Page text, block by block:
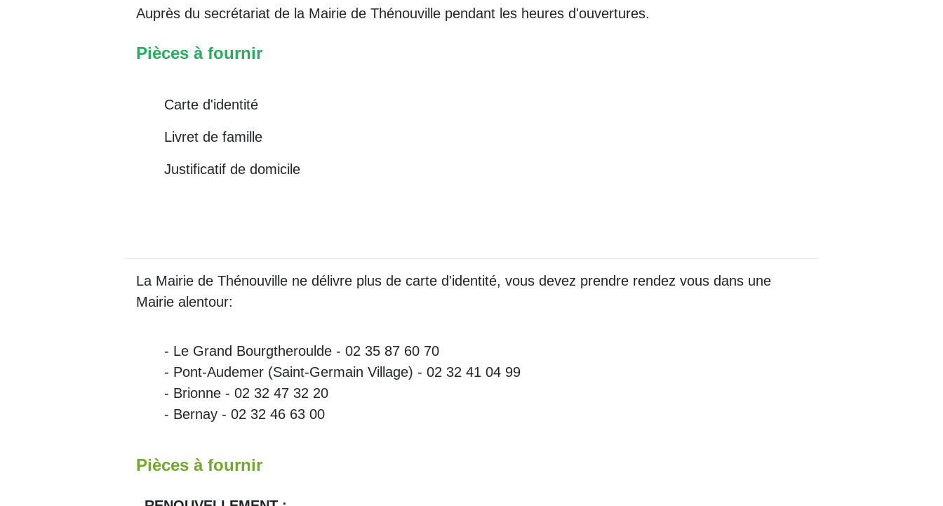
Auprès du secrétariat de la Mairie de Thénouville pendant les heures d'ouvertures.
Pièces à fournir
Carte d'identité
Livret de famille
Justificatif de domicile
La Mairie de Thénouville ne délivre plus de carte d'identité, vous devez prendre rendez vous dans une
Mairie alentour:
- Le Grand Bourgtheroulde - 02 35 87 60 70
- Pont-Audemer (Saint-Germain Village) - 02 32 41 04 99
- Brionne - 02 32 47 32 20
- Bernay - 02 32 46 63 00
Pièces à fournir